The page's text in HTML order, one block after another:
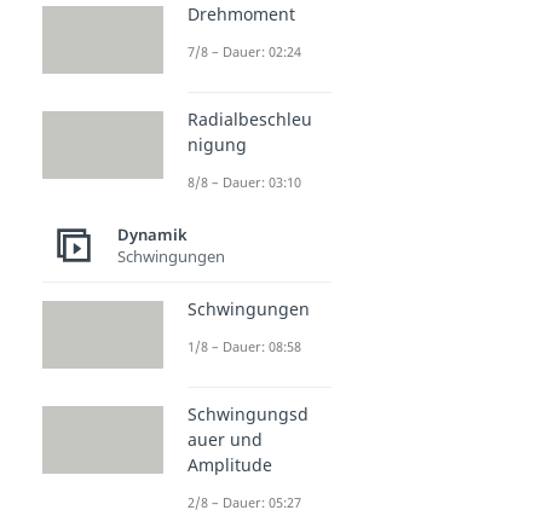
Drehmoment
7/8 – Dauer: 02:24
Radialbeschleu
nigung
8/8 – Dauer: 03:10
Dynamik
Schwingungen
Schwingungen
1/8 – Dauer: 08:58
Schwingungsd
auer und
Amplitude
2/8 – Dauer: 05:27